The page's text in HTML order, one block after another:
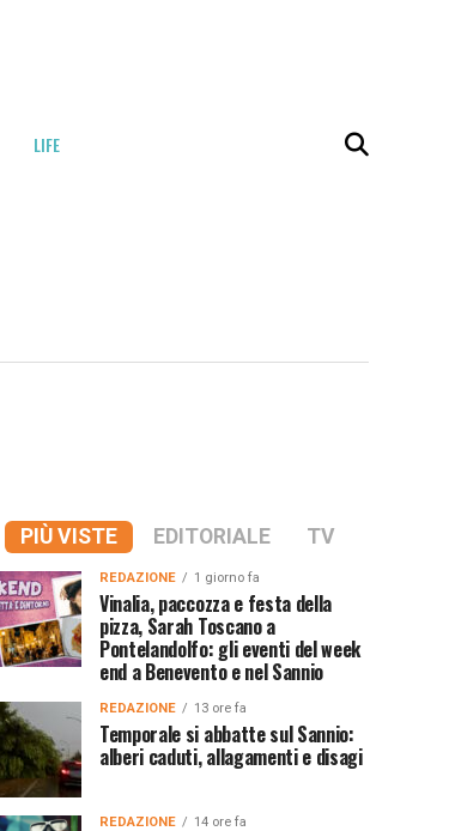
LIFE
PIÙ VISTE EDITORIALE TV
REDAZIONE 1 giorno fa
Vinalia, paccozza e festa della
pizza, Sarah Toscano a
Pontelandolfo: gli eventi del week
end a Benevento e nel Sannio
REDAZIONE 13 ore fa
Temporale si abbatte sul Sannio:
alberi caduti, allagamenti e disagi
REDAZIONE 14 ore fa